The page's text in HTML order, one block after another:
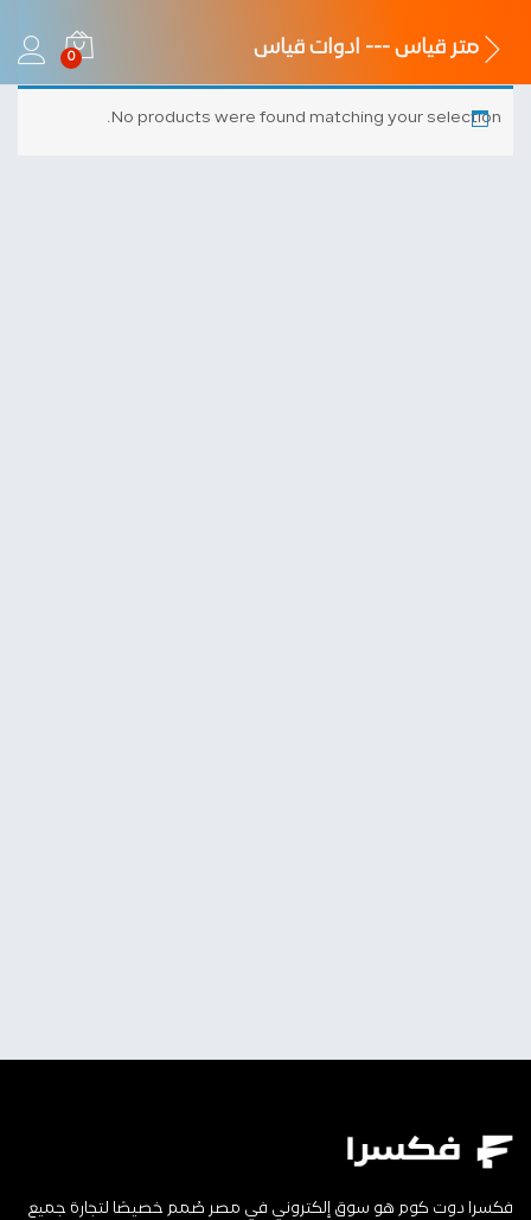
متر قياس --- ادوات قياس 0
No products were found matching your selection.
فكسرا دوت كوم هو سوق إلكتروني في مصر صُمم خصيصًا لتجارة جميع